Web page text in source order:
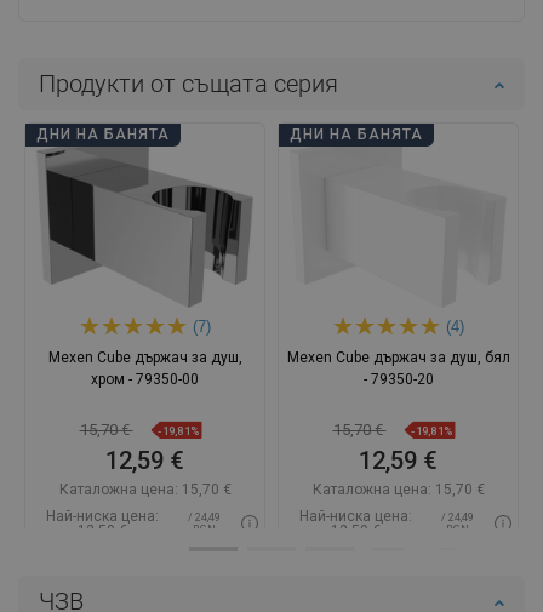
ЧЗВ
Продукти от същата серия
ДНИ НА БАНЯТА
(7)
Mexen Cube държач за душ,
хром - 79350-00
15,70 € -19,81%
12,59 €
Каталожна цена: 15,70 €
Най-ниска цена:
12,59 €
/ 24,49
BGN
ДНИ НА БАНЯТА
(4)
Mexen Cube държач за душ, бял
- 79350-20
15,70 € -19,81%
12,59 €
Каталожна цена: 15,70 €
Най-ниска цена:
12,59 €
/ 24,49
BGN